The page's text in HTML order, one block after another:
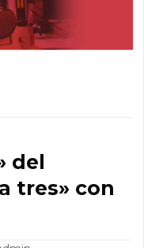
del
tres» con